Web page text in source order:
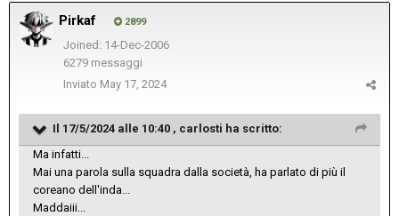
Pirkaf 2899
Joined: 14-Dec-2006
6279 messaggi
Inviato May 17, 2024
Il 17/5/2024 alle 10:40 , carlosti ha scritto:
Ma infatti...
Mai una parola sulla squadra dalla società, ha parlato di più il
coreano dell'inda...
Maddaiii...